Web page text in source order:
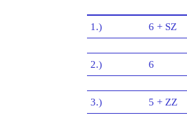
1.) 6 + SZ
2.) 6
3.) 5 + ZZ